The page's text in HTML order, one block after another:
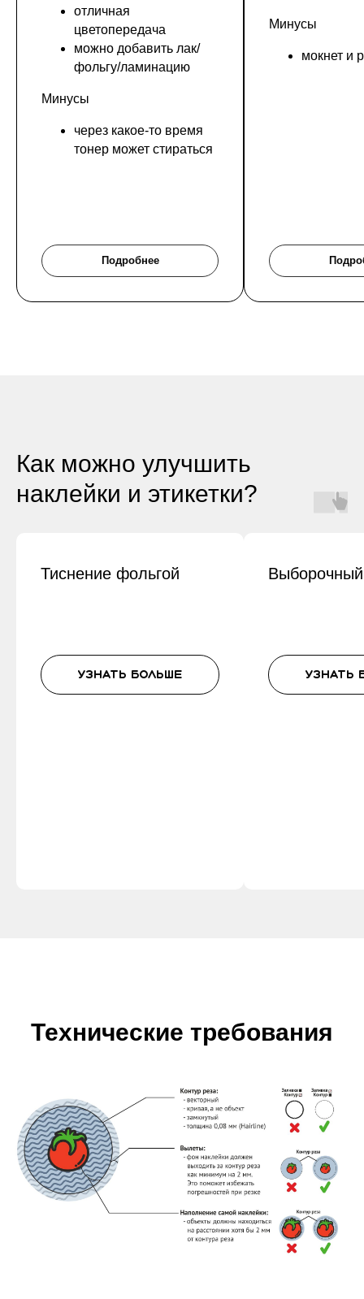
отличная
цветопередача
можно добавить лак/
фольгу/ламинацию
Минусы
через какое-то время
тонер может стираться
Подробнее
Минусы
мокнет и
Как можно улучшить
наклейки и этикетки?
Тиснение фольгой
Узнать больше Узнать
Технические требования